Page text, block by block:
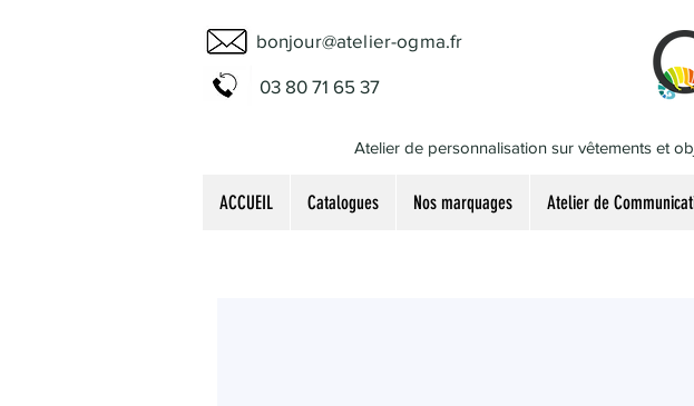
bonjour@atelier-ogma.fr
03 80 71 65 37
Atelier de personnalisation sur vêtements et
ACCUEIL Catalogues Nos marquages Atelier de